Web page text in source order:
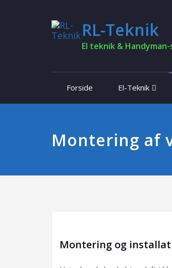
RL-Teknik
El teknik &
Forside El-Teknik
Montering af
Montering og